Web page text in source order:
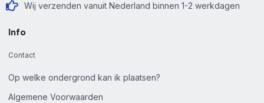
Wij verzenden vanuit Nederland binnen 1-2 werkdagen
Info
Contact
Op welke ondergrond kan ik plaatsen?
Algemene Voorwaarden